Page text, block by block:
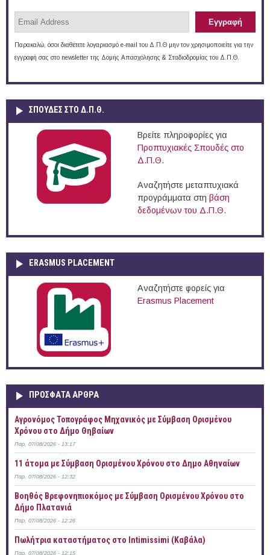
Παρακαλώ, όσοι διαθέτετε λογαριασμό e-mail του Δ.Π.Θ μην τον χρησιμοποιείτε για την
εγγραφή σας στο newsletter της Δομής Απασχόλησης & Σταδιοδρομίας του Δ.Π.Θ.
ΣΠΟΥΔΈΣ ΣΤΟ Δ.Π.Θ.
Βρείτε πληροφορίες για
Προπτυχιακές Σπουδές στο
Δ.Π.Θ.
Αναζητήστε μεταπτυχιακά
προγράμματα στη βάση
δεδομένων του Δ.Π.Θ.
ERASMUS PLACEMENT
Αναζητήστε φορείς για
Erasmus Placement
ΠΡOΣΦΑΤΑ AΡΘΡΑ
Αγρονόμος Τοπογράφος Μηχανικός με Σύμβαση Ορισμένου
Χρόνου στο Δήμο Θηβαίων
Παρ, 07/08/2026 - 13:17
11 άτομα με Σύμβαση Ορισμένου Χρόνου στο Δημο Αθηναίων
Παρ, 07/08/2026 - 12:32
Βοηθός Βρεφονηπιοκόμος με Σύμβαση Ορισμένου Χρόνου στο
Δήμο Πλατανιά
Παρ, 07/08/2026 - 12:26
Πωλήτρια καταστήματος στο Intimissimi (Καβάλα)
Παρ, 07/08/2026 - 12:15